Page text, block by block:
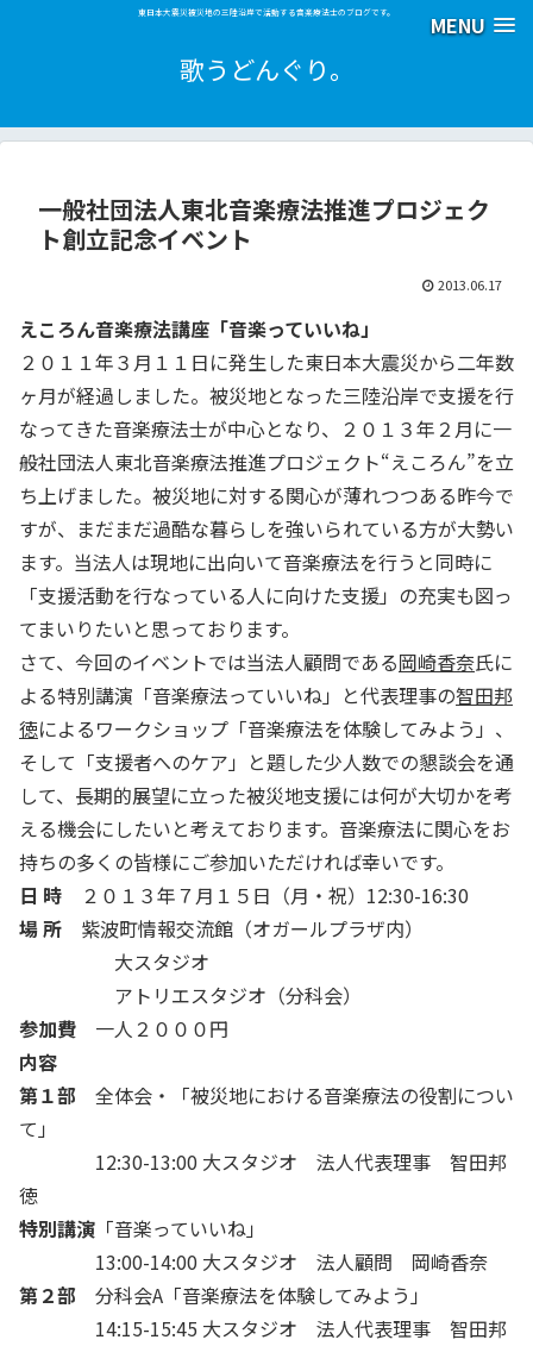
MENU
東日本大震災被災地の三陸沿岸で活動する音楽療法士のブログです。
歌うどんぐり。
一般社団法人東北音楽療法推進プロジェク
ト創立記念イベント
2013.06.17
えころん音楽療法講座「音楽っていいね」
２０１１年３月１１日に発生した東日本大震災から二年数
ヶ月が経過しました。被災地となった三陸沿岸で支援を行
なってきた音楽療法士が中心となり、２０１３年２月に一
般社団法人東北音楽療法推進プロジェクト“えころん”を立
ち上げました。被災地に対する関心が薄れつつある昨今で
すが、まだまだ過酷な暮らしを強いられている方が大勢い
ます。当法人は現地に出向いて音楽療法を行うと同時に
「支援活動を行なっている人に向けた支援」の充実も図っ
てまいりたいと思っております。
さて、今回のイベントでは当法人顧問である岡崎香奈氏に
よる特別講演「音楽療法っていいね」と代表理事の智田邦
徳によるワークショップ「音楽療法を体験してみよう」、
そして「支援者へのケア」と題した少人数での懇談会を通
して、長期的展望に立った被災地支援には何が大切かを考
える機会にしたいと考えております。音楽療法に関心をお
持ちの多くの皆様にご参加いただければ幸いです。
日 時 ２０１３年７月１５日（月・祝）12:30-16:30
場 所 紫波町情報交流館（オガールプラザ内）
大スタジオ
アトリエスタジオ（分科会）
参加費 一人２０００円
内容
第１部 全体会・「被災地における音楽療法の役割につい
て」
12:30-13:00 大スタジオ 法人代表理事 智田邦
徳
特別講演 「音楽っていいね」
13:00-14:00 大スタジオ 法人顧問 岡崎香奈
第２部 分科会A「音楽療法を体験してみよう」
14:15-15:45 大スタジオ 法人代表理事 智田邦